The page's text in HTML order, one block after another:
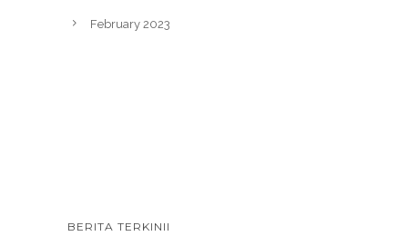
February 2023
BERITA TERKINII